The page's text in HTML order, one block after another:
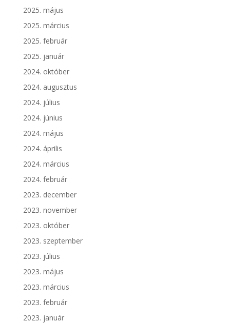
2025. május
2025. március
2025. február
2025. január
2024. október
2024. augusztus
2024. július
2024. június
2024. május
2024. április
2024. március
2024. február
2023. december
2023. november
2023. október
2023. szeptember
2023. július
2023. május
2023. március
2023. február
2023. január